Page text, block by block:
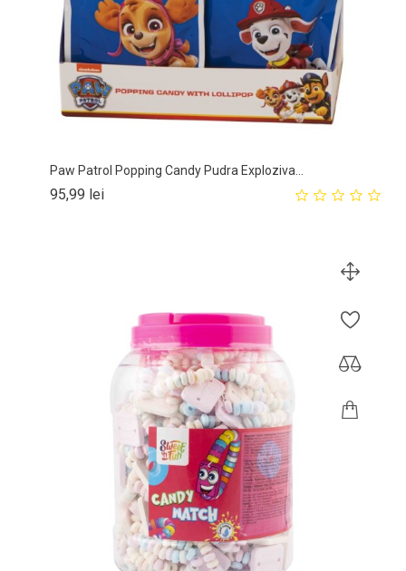
Paw Patrol Popping Candy Pudra Exploziva...
95,99 leiPret